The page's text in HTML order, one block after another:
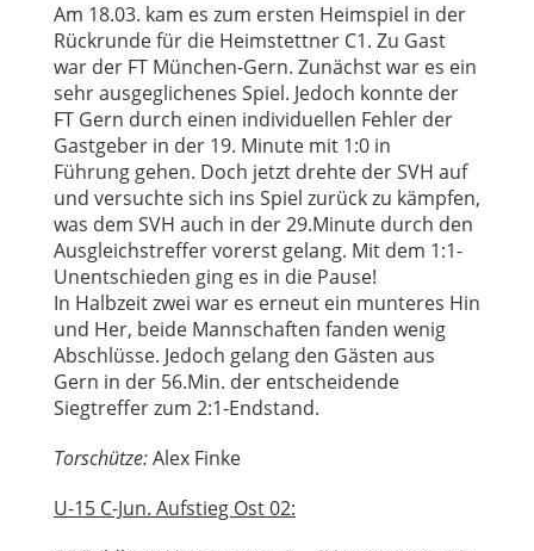
Am 18.03. kam es zum ersten Heimspiel in der
Rückrunde für die Heimstettner C1. Zu Gast
war der FT München-Gern. Zunächst war es ein
sehr ausgeglichenes Spiel. Jedoch konnte der
FT Gern durch einen individuellen Fehler der
Gastgeber in der 19. Minute mit 1:0 in
Führung gehen. Doch jetzt drehte der SVH auf
und versuchte sich ins Spiel zurück zu kämpfen,
was dem SVH auch in der 29.Minute durch den
Ausgleichstreffer vorerst gelang. Mit dem 1:1-
Unentschieden ging es in die Pause!
In Halbzeit zwei war es erneut ein munteres Hin
und Her, beide Mannschaften fanden wenig
Abschlüsse. Jedoch gelang den Gästen aus
Gern in der 56.Min. der entscheidende
Siegtreffer zum 2:1-Endstand.
Torschütze:Alex Finke
U-15 C-Jun. Aufstieg Ost 02: